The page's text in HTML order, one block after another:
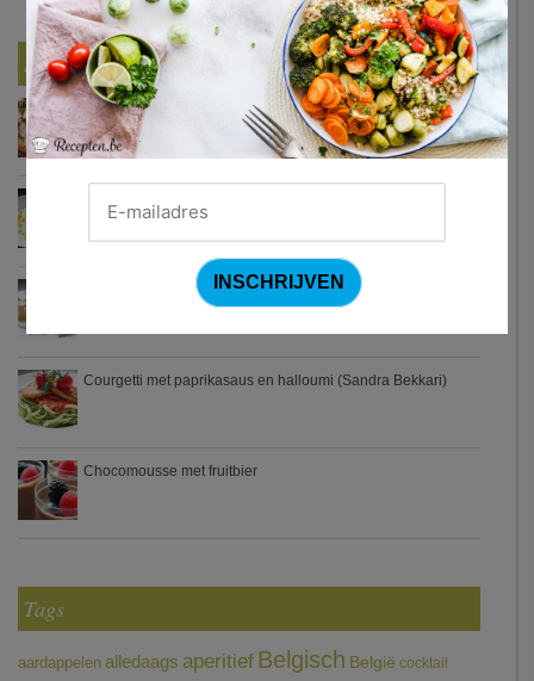
Nieuwste Recepten
Turkse pizza met halloumi en courgette
Zweedse gehaktballetjes
Courgetti met paprikasaus en halloumi (Sandra Bekkari)
Chocomousse met fruitbier
Tags
aardappelen alledaags aperitief Belgisch België cocktail